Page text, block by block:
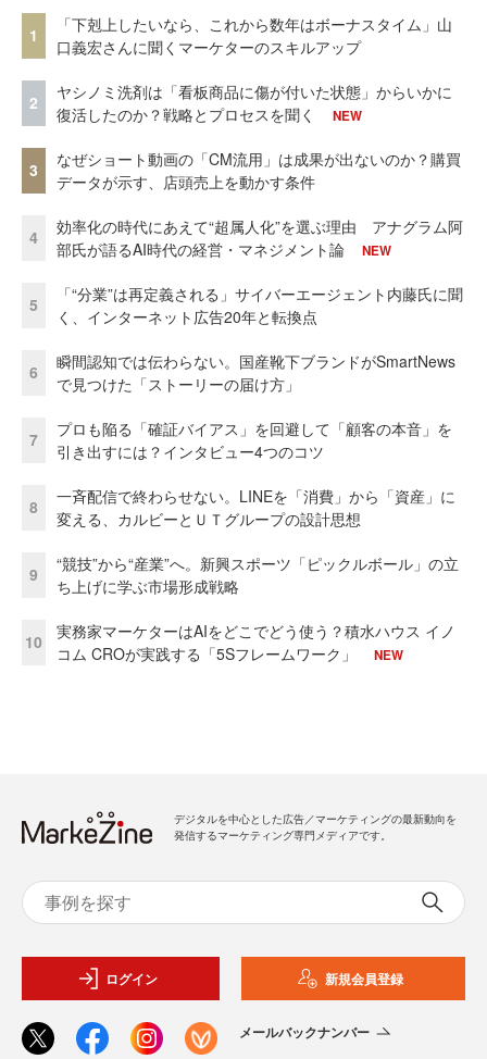
1
「下剋上したいなら、これから数年はボーナスタイム」山
口義宏さんに聞くマーケターのスキルアップ
2
ヤシノミ洗剤は「看板商品に傷が付いた状態」からいかに
復活したのか？戦略とプロセスを聞く
NEW
3
なぜショート動画の「CM流用」は成果が出ないのか？購買
データが示す、店頭売上を動かす条件
4
効率化の時代にあえて“超属人化”を選ぶ理由 アナグラム阿
部氏が語るAI時代の経営・マネジメント論
NEW
5
「“分業”は再定義される」サイバーエージェント内藤氏に聞
く、インターネット広告20年と転換点
6
瞬間認知では伝わらない。国産靴下ブランドがSmartNews
で見つけた「ストーリーの届け方」
7
プロも陥る「確証バイアス」を回避して「顧客の本音」を
引き出すには？インタビュー4つのコツ
8
一斉配信で終わらせない。LINEを「消費」から「資産」に
変える、カルビーとＵＴグループの設計思想
9
“競技”から“産業”へ。新興スポーツ「ピックルボール」の立
ち上げに学ぶ市場形成戦略
10
実務家マーケターはAIをどこでどう使う？積水ハウス イノ
コム CROが実践する「5Sフレームワーク」
NEW
デジタルを中心とした広告／マーケティングの最新動向を
発信するマーケティング専門メディアです。
ログイン 新規会員登録
メールバックナンバー